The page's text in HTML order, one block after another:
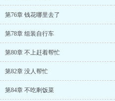
第76章 钱花哪里去了
第78章 组装自行车
第80章 不上赶着帮忙
第82章 没人帮忙
第84章 不吃剩饭菜